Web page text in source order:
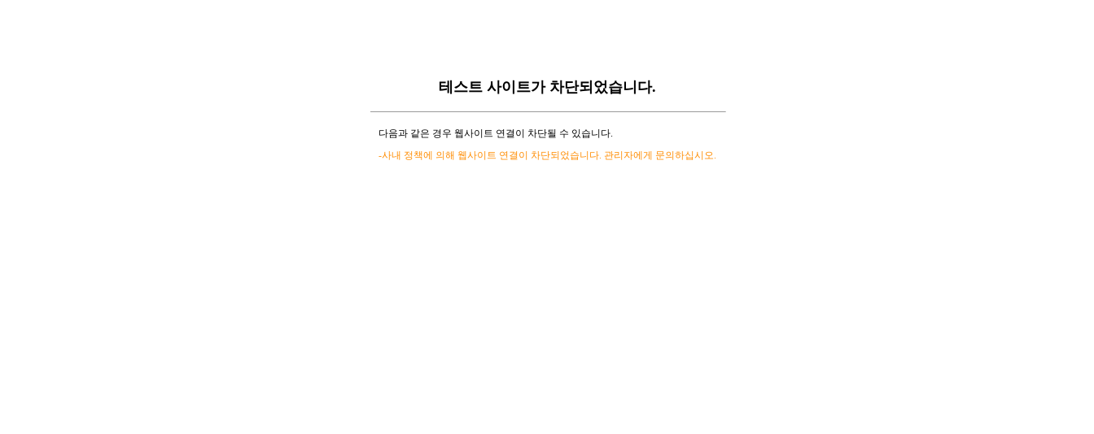
테스트 사이트가 차단되었습니다.
다음과 같은 경우 웹사이트 연결이 차단될 수 있습니다.
-사내 정책에 의해 웹사이트 연결이 차단되었습니다. 관리자에게 문의하십시오.